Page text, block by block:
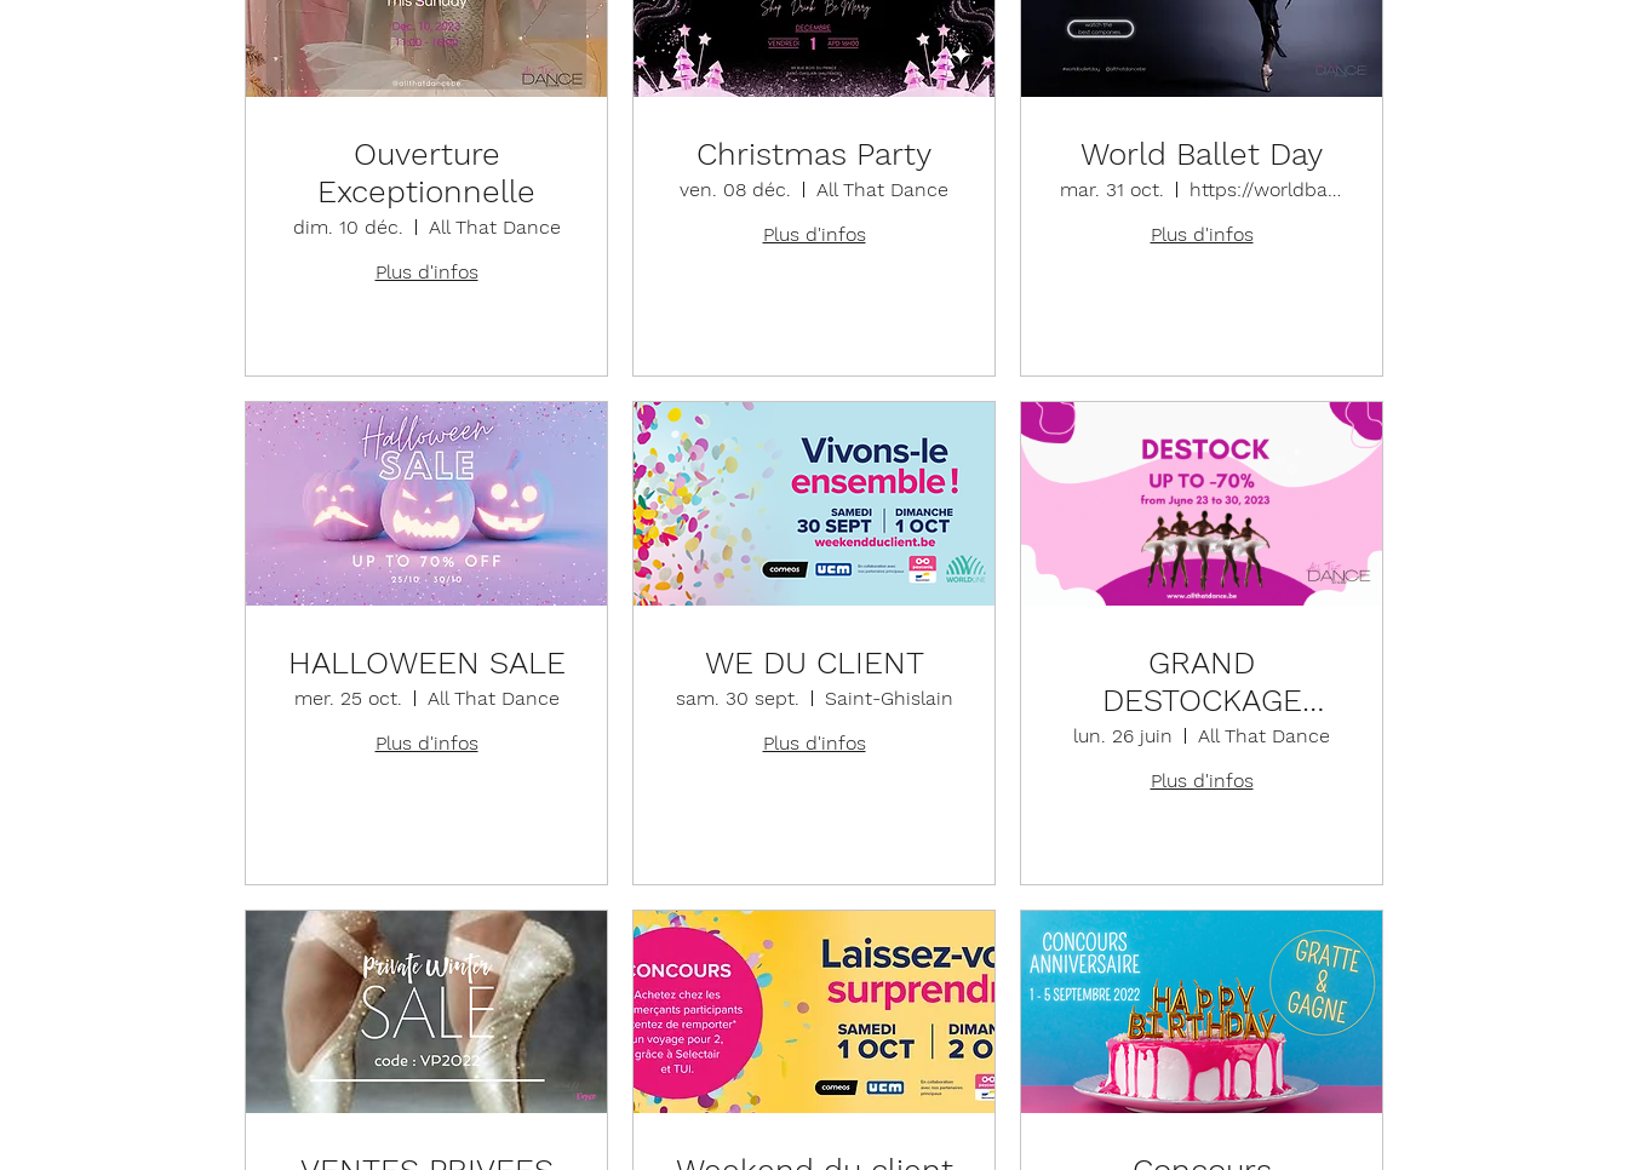
Ouverture
Exceptionnelle
dim. 10 déc.
All That Dance
Plus d'infos
Christmas Party
ven. 08 déc.
All That Dance
Plus d'infos
World Ballet Day
mar. 31 oct.
https://worldballetday.com/
Plus d'infos
HALLOWEEN SALE
mer. 25 oct.
All That Dance
Plus d'infos
WE DU CLIENT
sam. 30 sept.
Saint-Ghislain
Plus d'infos
GRAND
DESTOCKAGE
D'ETE
lun. 26 juin
All That Dance
Plus d'infos